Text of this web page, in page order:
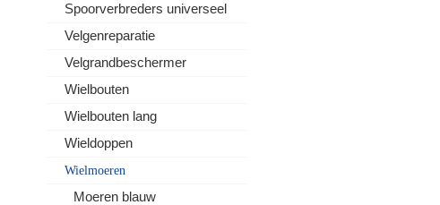
Spoorverbreders universeel
Velgenreparatie
Velgrandbeschermer
Wielbouten
Wielbouten lang
Wieldoppen
Wielmoeren
Moeren blauw